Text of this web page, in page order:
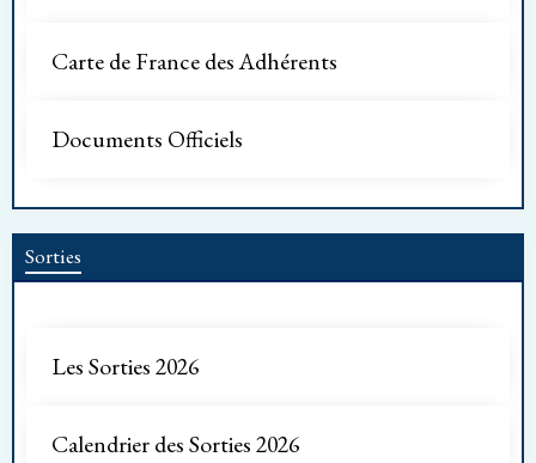
Carte de France des Adhérents
Documents Officiels
Sorties
Les Sorties 2026
Calendrier des Sorties 2026